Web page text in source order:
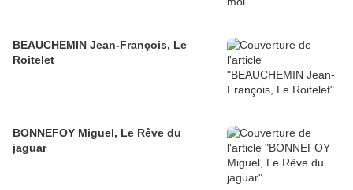
BEAUCHEMIN Jean-François, Le
Roitelet
BONNEFOY Miguel, Le Rêve du
jaguar